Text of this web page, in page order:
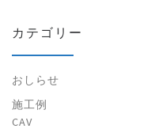
カテゴリー
おしらせ
施工例
CAV